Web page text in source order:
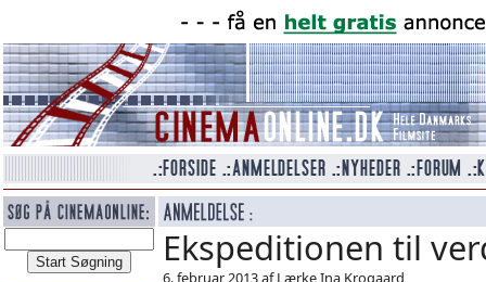
Ekspeditionen til
6. februar 2013 af Lærke Ina Krogaard